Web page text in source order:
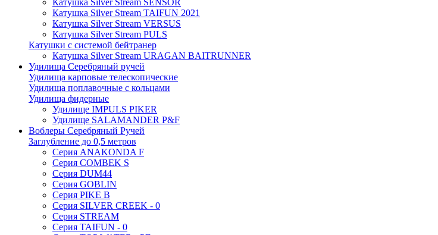
Катушка Silver Stream SENSOR
Катушка Silver Stream TAIFUN 2021
Катушка Silver Stream VERSUS
Катушка Silver Stream PULS
Катушки с системой бейтранер
Катушка Silver Stream URAGAN BAITRUNNER
Удилища Серебряный ручей
Удилища карповые телескопические
Удилища поплавочные с кольцами
Удилища фидерные
Удилище IMPULS PIKER
Удилище SALAMANDER P&F
Воблеры Серебряный Ручей
Заглубление до 0,5 метров
Серия ANAKONDA F
Серия COMBEK S
Серия DUM44
Серия GOBLIN
Серия PIKE B
Серия SILVER CREEK - 0
Серия STREAM
Серия TAIFUN - 0